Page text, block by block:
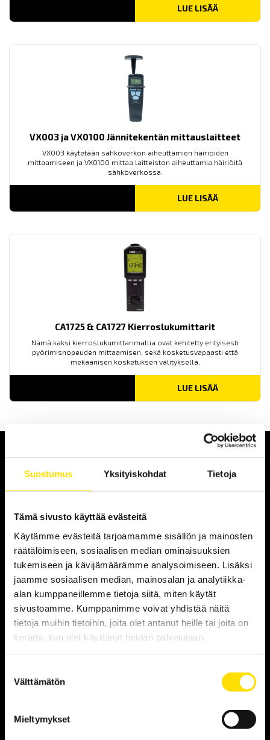
Suostumus Yksityiskohdat Tietoja
Tämä sivusto käyttää evästeitä
Käytämme evästeitä tarjoamamme sisällön ja mainosten
räätälöimiseen, sosiaalisen median ominaisuuksien
tukemiseen ja kävijämäärämme analysoimiseen. Lisäksi
jaamme sosiaalisen median, mainosalan ja analytiikka-
alan kumppaneillemme tietoja siitä, miten käytät
sivustoamme. Kumppanimme voivat yhdistää näitä
tietoja muihin tietoihin, joita olet antanut heille tai joita on
kerätty, kun olet käyttänyt heidän palvelujaan.
valinta
Välttämätön
Mieltymykset
LUE LISÄÄ
VX003 ja VX0100 Jännitekentän mittauslaitteet
VX003 käytetään sähköverkon aiheuttamien häiriöiden
mittaamiseen ja VX0100 mittaa laitteiston aiheuttamia häiriöitä
sähköverkossa.
LUE LISÄÄ
CA1725 & CA1727 Kierroslukumittarit
Nämä kaksi kierroslukumittarimallia ovat kehitetty erityisesti
pyörimisnopeuden mittaamisen, sekä kosketusvapaasti että
mekaanisen kosketuksen välityksellä.
LUE LISÄÄ
CA Mätsystem Teknologiamessuilla 4-
2025-11-04
järjestettäville Teknologiamessuille 4-6.11.2025. Tervetuloa
osastollemme 6c21 tutustumaan erilaisiin